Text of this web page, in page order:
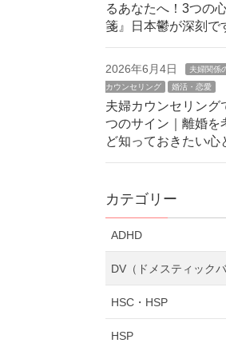
るあなたへ！3つの
箋』日本鬱が深刻で
2026年6月4日 夫婦関係
カウンセリング
婚活・恋愛
夫婦カウンセリング
つのサイン｜離婚を
ど知っておきたい心
カテゴリー
ADHD
DV（ドメスティック
HSC・HSP
HSP